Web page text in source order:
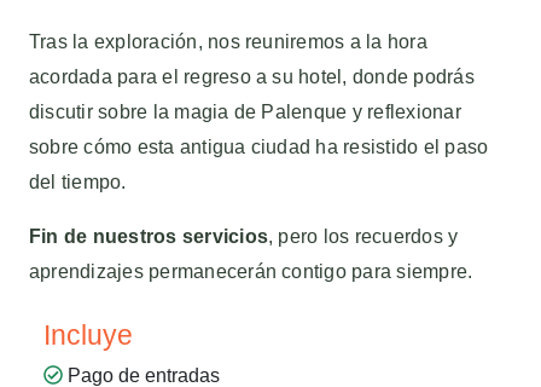
Tras la exploración, nos reuniremos a la hora
acordada para el regreso a su hotel, donde podrás
discutir sobre la magia de Palenque y reflexionar
sobre cómo esta antigua ciudad ha resistido el paso
del tiempo.
Fin de nuestros servicios, pero los recuerdos y
aprendizajes permanecerán contigo para siempre.
Incluye
Pago de entradas